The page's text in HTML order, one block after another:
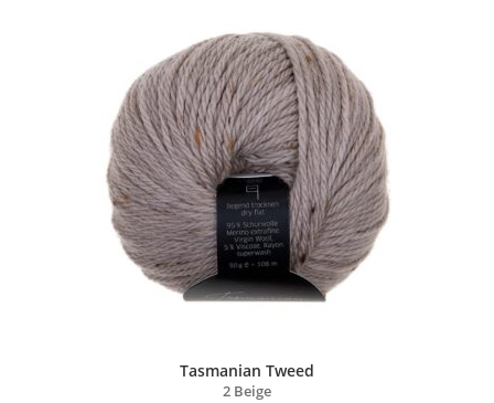
Tasmanian Tweed
2 Beige